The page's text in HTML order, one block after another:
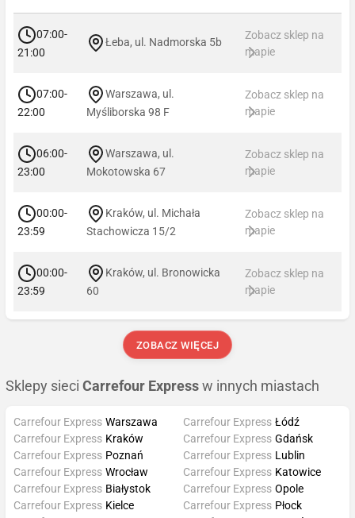
07:00-
21:00
Łeba, ul. Nadmorska 5b
Zobacz sklep na
mapie
07:00-
22:00
Warszawa, ul.
Myśliborska 98 F
Zobacz sklep na
mapie
06:00-
23:00
Warszawa, ul.
Mokotowska 67
Zobacz sklep na
mapie
00:00-
23:59
Kraków, ul. Michała
Stachowicza 15/2
Zobacz sklep na
mapie
00:00-
23:59
Kraków, ul. Bronowicka
60
Zobacz sklep na
mapie
ZOBACZ WIĘCEJ
Sklepy sieci Carrefour Express w innych miastach
Carrefour Express Warszawa
Carrefour Express Kraków
Carrefour Express Poznań
Carrefour Express Wrocław
Carrefour Express Łódź
Carrefour Express Gdańsk
Carrefour Express Lublin
Carrefour Express Katowice
Carrefour Express Białystok
Carrefour Express Kielce
Carrefour Express Opole
Carrefour Express Płock